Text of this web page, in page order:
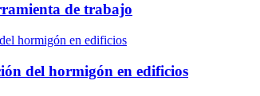
de trabajo
del hormigón en edificios